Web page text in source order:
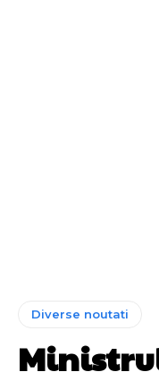
Diverse noutati